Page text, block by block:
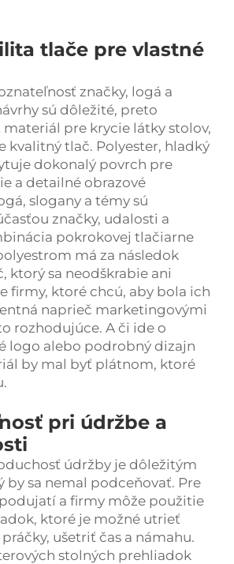
tlače pre vlastné
značky, logá a
sú dôležité, preto
pre krycie látky stolov,
kvalitný tlač. Polyester, hladký
dokonalý povrch pre
a detailné obrazové
slogany a témy sú
značky, udalosti a
pokrokovej tlačiarne
má za následok
ktorý sa neodškrabie ani
firmy, ktoré chcú, aby bola ich
naprieč marketingovými
rozhodujúce. A či ide o
logo alebo podrobný dizajn
by mal byť plátnom, ktoré
pri údržbe a
údržby je dôležitým
by sa nemal podceňovať. Pre
a firmy môže použitie
ktoré je možné utrieť
ušetriť čas a námahu.
stolných prehliadok